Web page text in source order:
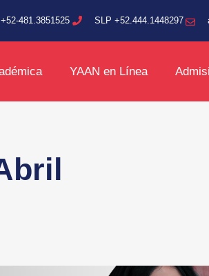
481.3851525 SLP +52.444.1448297
YAAN en Línea